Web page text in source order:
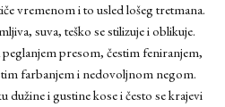
vremenom i to usled lošeg tretmana.
suva, teško se stilizuje i oblikuje.
peglanjem presom, čestim feniranjem,
farbanjem i nedovoljnom negom.
dužine i gustine kose i često se krajevi